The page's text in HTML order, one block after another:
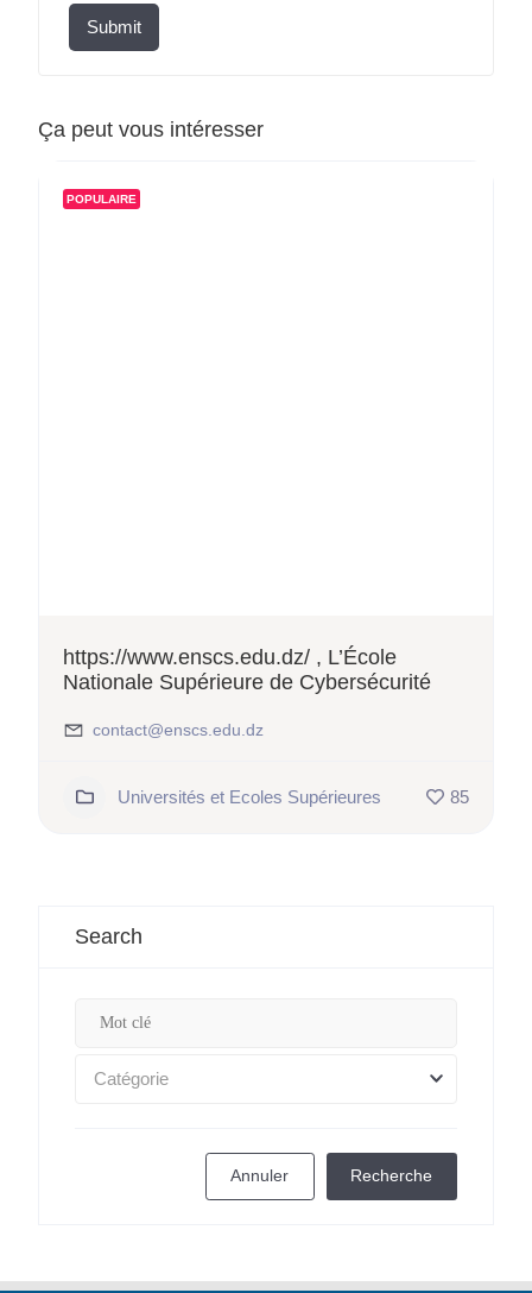
Submit
Ça peut vous intéresser
POPULAIRE
https://www.enscs.edu.dz/ , L’École
Nationale Supérieure de Cybersécurité
contact@enscs.edu.dz
Universités et Ecoles Supérieures 85
Search
Catégorie
Annuler Recherche